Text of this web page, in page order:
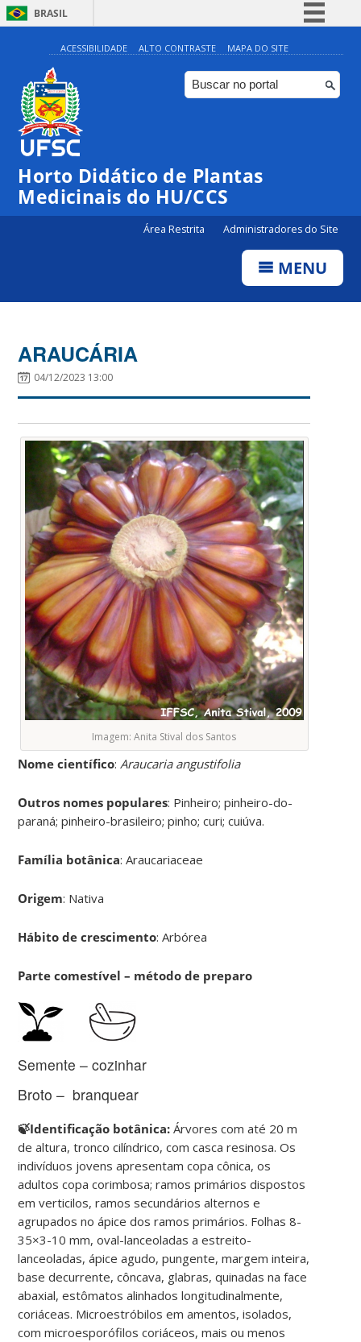
BRASIL
Simplifique!
Comunica BR
Participe
Canais
ACESSIBILIDADE ALTO CONTRASTE MAPA DO SITE
Horto Didático de Plantas
Medicinais do HU/CCS
Área Restrita Administradores do Site
MENU
ARAUCÁRIA
04/12/2023 13:00
Imagem: Anita Stival dos Santos
Nome científico: Araucaria angustifolia
Outros nomes populares: Pinheiro; pinheiro-do-
paraná; pinheiro-brasileiro; pinho; curi; cuiúva.
Família botânica: Araucariaceae
Origem: Nativa
Hábito de crescimento: Arbórea
Parte comestível – método de preparo
Semente – cozinhar
Broto – branquear
🍃Identificação botânica:Árvores com até 20 m
de altura, tronco cilíndrico, com casca resinosa. Os
indivíduos jovens apresentam copa cônica, os
adultos copa corimbosa; ramos primários dispostos
em verticilos, ramos secundários alternos e
agrupados no ápice dos ramos primários. Folhas 8-
35×3-10 mm, oval-lanceoladas a estreito-
lanceoladas, ápice agudo, pungente, margem inteira,
base decurrente, côncava, glabras, quinadas na face
abaxial, estômatos alinhados longitudinalmente,
coriáceas. Microestróbilos em amentos, isolados,
com microesporófilos coriáceos, mais ou menos